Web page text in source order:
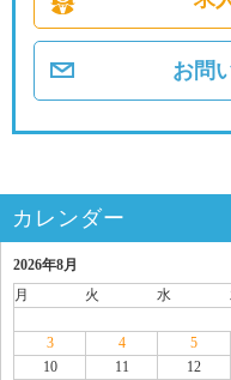
お問
カレンダー
2026年8月
月
火 水
3
4 5
10
11 12